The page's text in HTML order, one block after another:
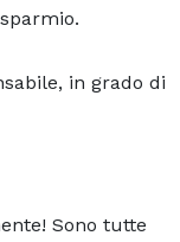
in grado di
Sono tutte